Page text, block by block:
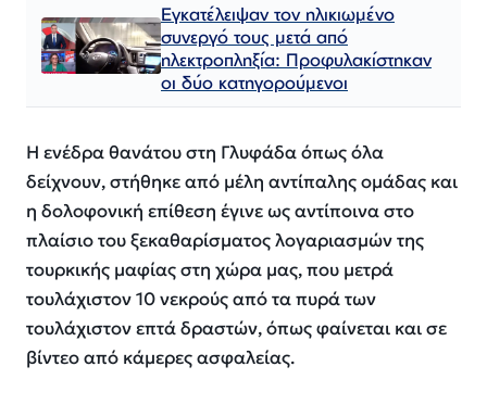
Εγκατέλειψαν τον ηλικιωμένο
συνεργό τους μετά από
ηλεκτροπληξία: Προφυλακίστηκαν
οι δύο κατηγορούμενοι
Η ενέδρα θανάτου στη Γλυφάδα όπως όλα
δείχνουν, στήθηκε από μέλη αντίπαλης ομάδας και
η δολοφονική επίθεση έγινε ως αντίποινα στο
πλαίσιο του ξεκαθαρίσματος λογαριασμών της
τουρκικής μαφίας στη χώρα μας, που μετρά
τουλάχιστον 10 νεκρούς από τα πυρά των
τουλάχιστον επτά δραστών, όπως φαίνεται και σε
βίντεο από κάμερες ασφαλείας.